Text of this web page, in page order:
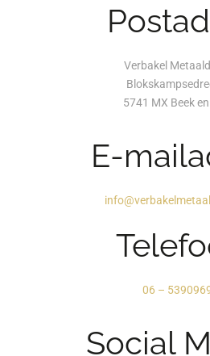
Verbakel
5741 MX Beek
E-
06 –
Social